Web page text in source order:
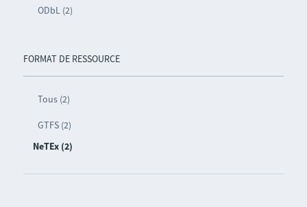
ODbL (2)
FORMAT DE RESSOURCE
Tous (2)
GTFS (2)
NeTEx (2)